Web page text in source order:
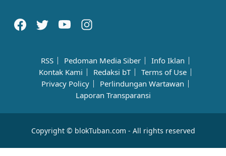
RSS Pedoman Media Siber
Info Iklan
Kontak Kami
Redaksi bT
Terms of Use
Privacy Policy
Perlindungan Wartawan
Laporan Transparansi
Copyright © blokTuban.com - All rights reserved